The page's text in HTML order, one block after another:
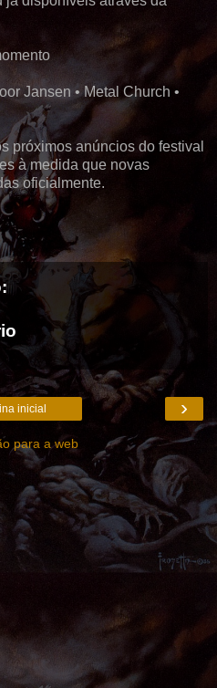
Jansen • Metal Church •
próximos anúncios do festival
à medida que novas
oficialmente.
›
inicial
para a web